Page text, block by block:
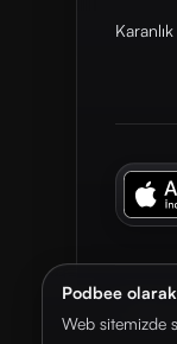
Podbee
Web sitemizde
© 2026.